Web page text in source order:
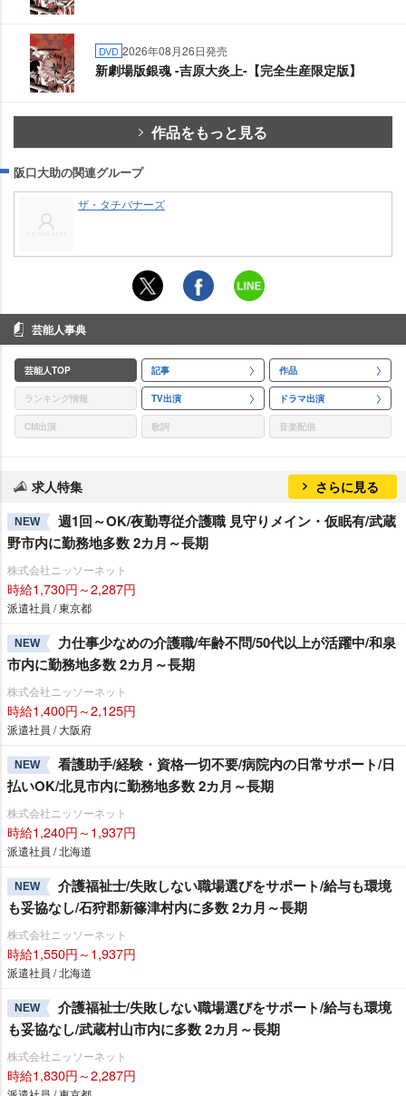
DVD 2026年08月26日発売
新劇場版銀魂 -吉原大炎上-【完全生産限定版】
作品をもっと見る
阪口大助の関連グループ
ザ・タチバナーズ
芸能人事典
芸能人TOP 記事 作品
ランキング情報 TV出演 ドラマ出演
CM出演 歌詞 音楽配信
求人特集 さらに見る
NEW
週1回～OK/夜勤専従介護職 見守りメイン・仮眠有/武蔵
野市内に勤務地多数 2カ月～長期
株式会社ニッソーネット
時給1,730円～2,287円
派遣社員 / 東京都
NEW
力仕事少なめの介護職/年齢不問/50代以上が活躍中/和泉
市内に勤務地多数 2カ月～長期
株式会社ニッソーネット
時給1,400円～2,125円
派遣社員 / 大阪府
NEW
看護助手/経験・資格一切不要/病院内の日常サポート/日
払いOK/北見市内に勤務地多数 2カ月～長期
株式会社ニッソーネット
時給1,240円～1,937円
派遣社員 / 北海道
NEW
介護福祉士/失敗しない職場選びをサポート/給与も環境
も妥協なし/石狩郡新篠津村内に多数 2カ月～長期
株式会社ニッソーネット
時給1,550円～1,937円
派遣社員 / 北海道
NEW
介護福祉士/失敗しない職場選びをサポート/給与も環境
も妥協なし/武蔵村山市内に多数 2カ月～長期
株式会社ニッソーネット
時給1,830円～2,287円